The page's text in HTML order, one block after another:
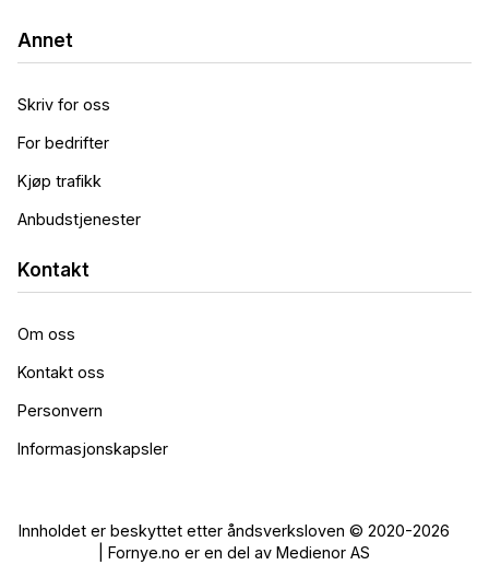
Annet
Skriv for oss
For bedrifter
Kjøp trafikk
Anbudstjenester
Kontakt
Om oss
Kontakt oss
Personvern
Informasjonskapsler
Innholdet er beskyttet etter åndsverksloven © 2020-2026
| Fornye.no er en del av Medienor AS